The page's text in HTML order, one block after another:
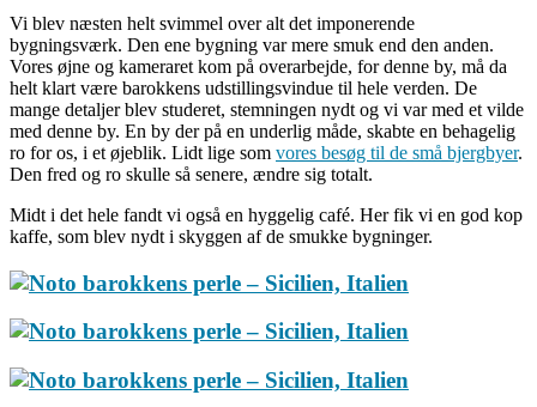
Vi blev næsten helt svimmel over alt det imponerende
bygningsværk. Den ene bygning var mere smuk end den anden.
Vores øjne og kameraret kom på overarbejde, for denne by, må da
helt klart være barokkens udstillingsvindue til hele verden. De
mange detaljer blev studeret, stemningen nydt og vi var med et vilde
med denne by. En by der på en underlig måde, skabte en behagelig
ro for os, i et øjeblik. Lidt lige som vores besøg til de små bjergbyer.
Den fred og ro skulle så senere, ændre sig totalt.
Midt i det hele fandt vi også en hyggelig café. Her fik vi en god kop
kaffe, som blev nydt i skyggen af de smukke bygninger.